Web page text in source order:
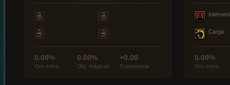
0.00%
Oro extra
0.00%
Obj. mágicos
+0.00
Experiencia
Carga
0.00%
Oro extra